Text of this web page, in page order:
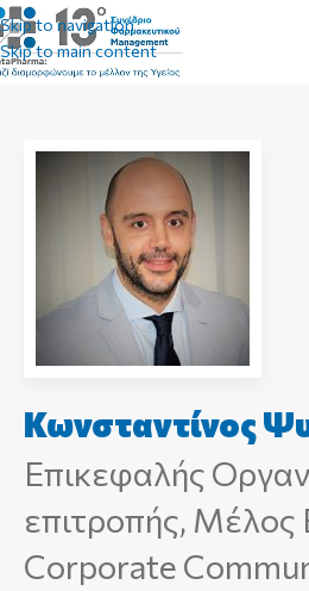
Skip to navigation
Skip to main content
Κωνσταντίνος
Επικεφαλής
επιτροπής, Μέλος
Corporate